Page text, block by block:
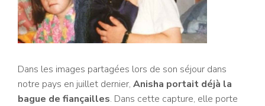
Dans les images partagées lors de son séjour dans
notre pays en juillet dernier, Anisha portait déjà la
bague de fiançailles. Dans cette capture, elle porte